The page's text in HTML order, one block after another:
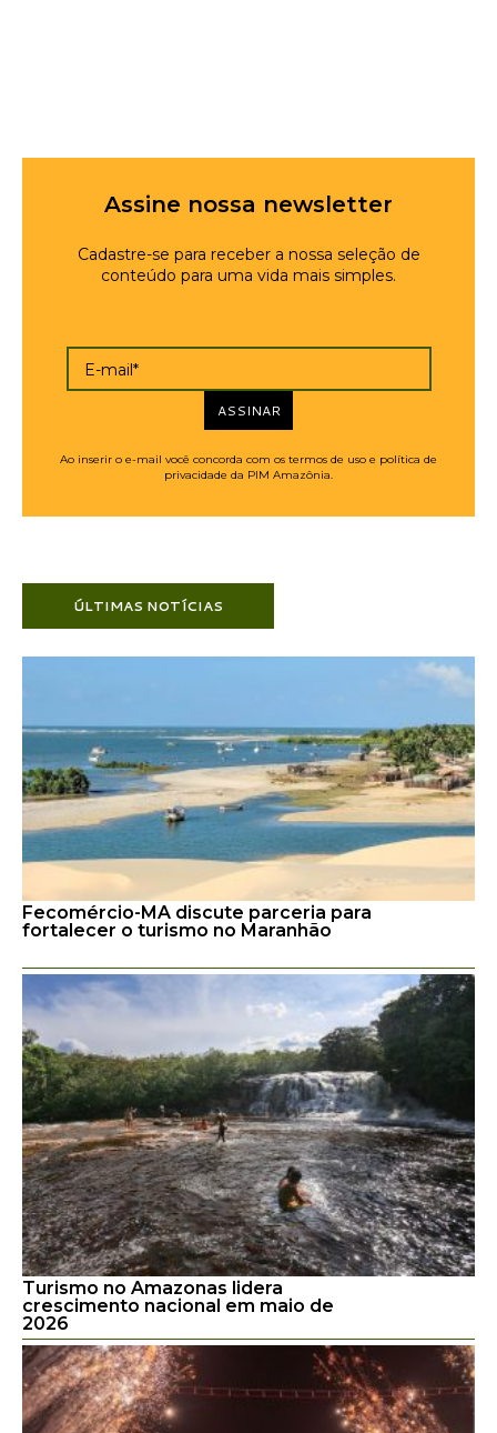
Assine nossa newsletter
Cadastre-se para receber a nossa seleção de
conteúdo para uma vida mais simples.
E-mail*
ASSINAR
Ao inserir o e-mail você concorda com os termos de uso e política de
privacidade da PIM Amazônia.
ÚLTIMAS NOTÍCIAS
Fecomércio-MA discute parceria para
fortalecer o turismo no Maranhão
Turismo no Amazonas lidera
crescimento nacional em maio de
2026